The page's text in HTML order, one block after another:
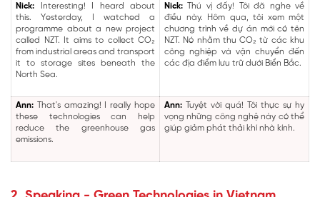
Nick: Interesting! I heard about
this. Yesterday, I watched a
programme about a new project
called NZT. It aims to collect CO₂
from industrial areas and transport
it to storage sites beneath the
North Sea.
Nick: Thú vị đấy! Tôi đã nghe về
điều này. Hôm qua, tôi xem một
chương trình về dự án mới có tên
NZT. Nó nhằm thu CO₂ từ các khu
công nghiệp và vận chuyển đến
các địa điểm lưu trữ dưới Biển Bắc.
Ann: That's amazing! I really hope
these technologies can help
reduce the greenhouse gas
emissions.
Ann: Tuyệt vời quá! Tôi thực sự hy
vọng những công nghệ này có thể
giúp giảm phát thải khí nhà kính.